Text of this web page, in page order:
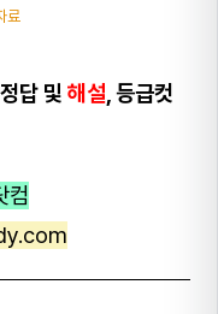
료
답 및 해설, 등급컷
컴